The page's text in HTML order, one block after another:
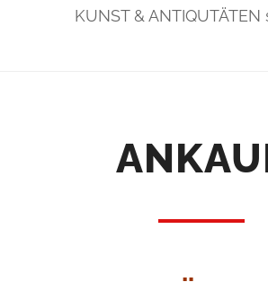
KUNST & ANTIQUTÄTEN